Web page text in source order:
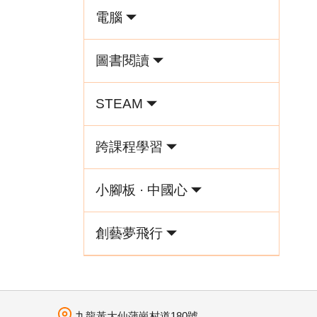
電腦
圖書閱讀
STEAM
跨課程學習
小腳板 · 中國心
創藝夢飛行